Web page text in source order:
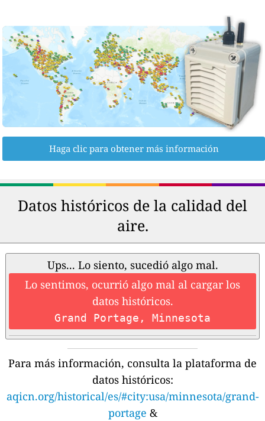
Haga clic para obtener más información
Datos históricos de la calidad del
aire.
Ups... Lo siento, sucedió algo mal.
Lo sentimos, ocurrió algo mal al cargar los
datos históricos.
Grand Portage, Minnesota
Para más información, consulta la plataforma de
datos históricos:
aqicn.org/historical/es/#city:usa/minnesota/grand-
portage &